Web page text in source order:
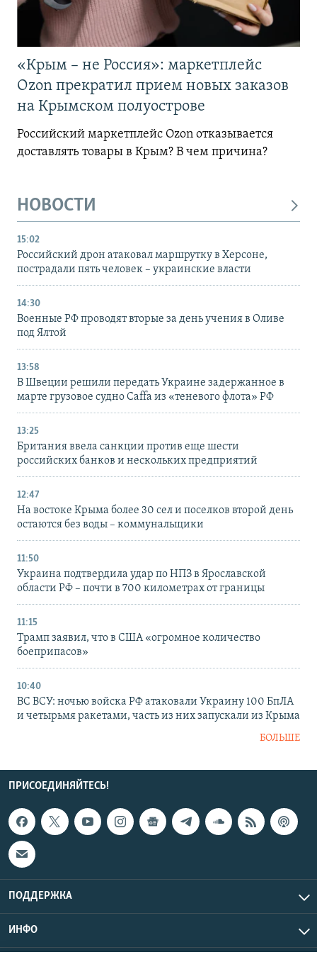
«Крым – не Россия»: маркетплейс
Ozon прекратил прием новых заказов
на Крымском полуострове
Российский маркетплейс Ozon отказывается
доставлять товары в Крым? В чем причина?
НОВОСТИ
15:02
Российский дрон атаковал маршрутку в Херсоне,
пострадали пять человек – украинские власти
14:30
Военные РФ проводят вторые за день учения в Оливе
под Ялтой
13:58
В Швеции решили передать Украине задержанное в
марте грузовое судно Caffa из «теневого флота» РФ
13:25
Британия ввела санкции против еще шести
российских банков и нескольких предприятий
12:47
На востоке Крыма более 30 сел и поселков второй день
остаются без воды – коммунальщики
11:50
Украина подтвердила удар по НПЗ в Ярославской
области РФ – почти в 700 километрах от границы
11:15
Трамп заявил, что в США «огромное количество
боеприпасов»
10:40
ВС ВСУ: ночью войска РФ атаковали Украину 100 БпЛА
и четырьмя ракетами, часть из них запускали из Крыма
БОЛЬШЕ
ПРИСОЕДИНЯЙТЕСЬ!
ПОДДЕРЖКА
ИНФО